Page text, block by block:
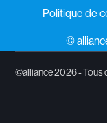
Politique de
©️
©alliance 2026 - Tous